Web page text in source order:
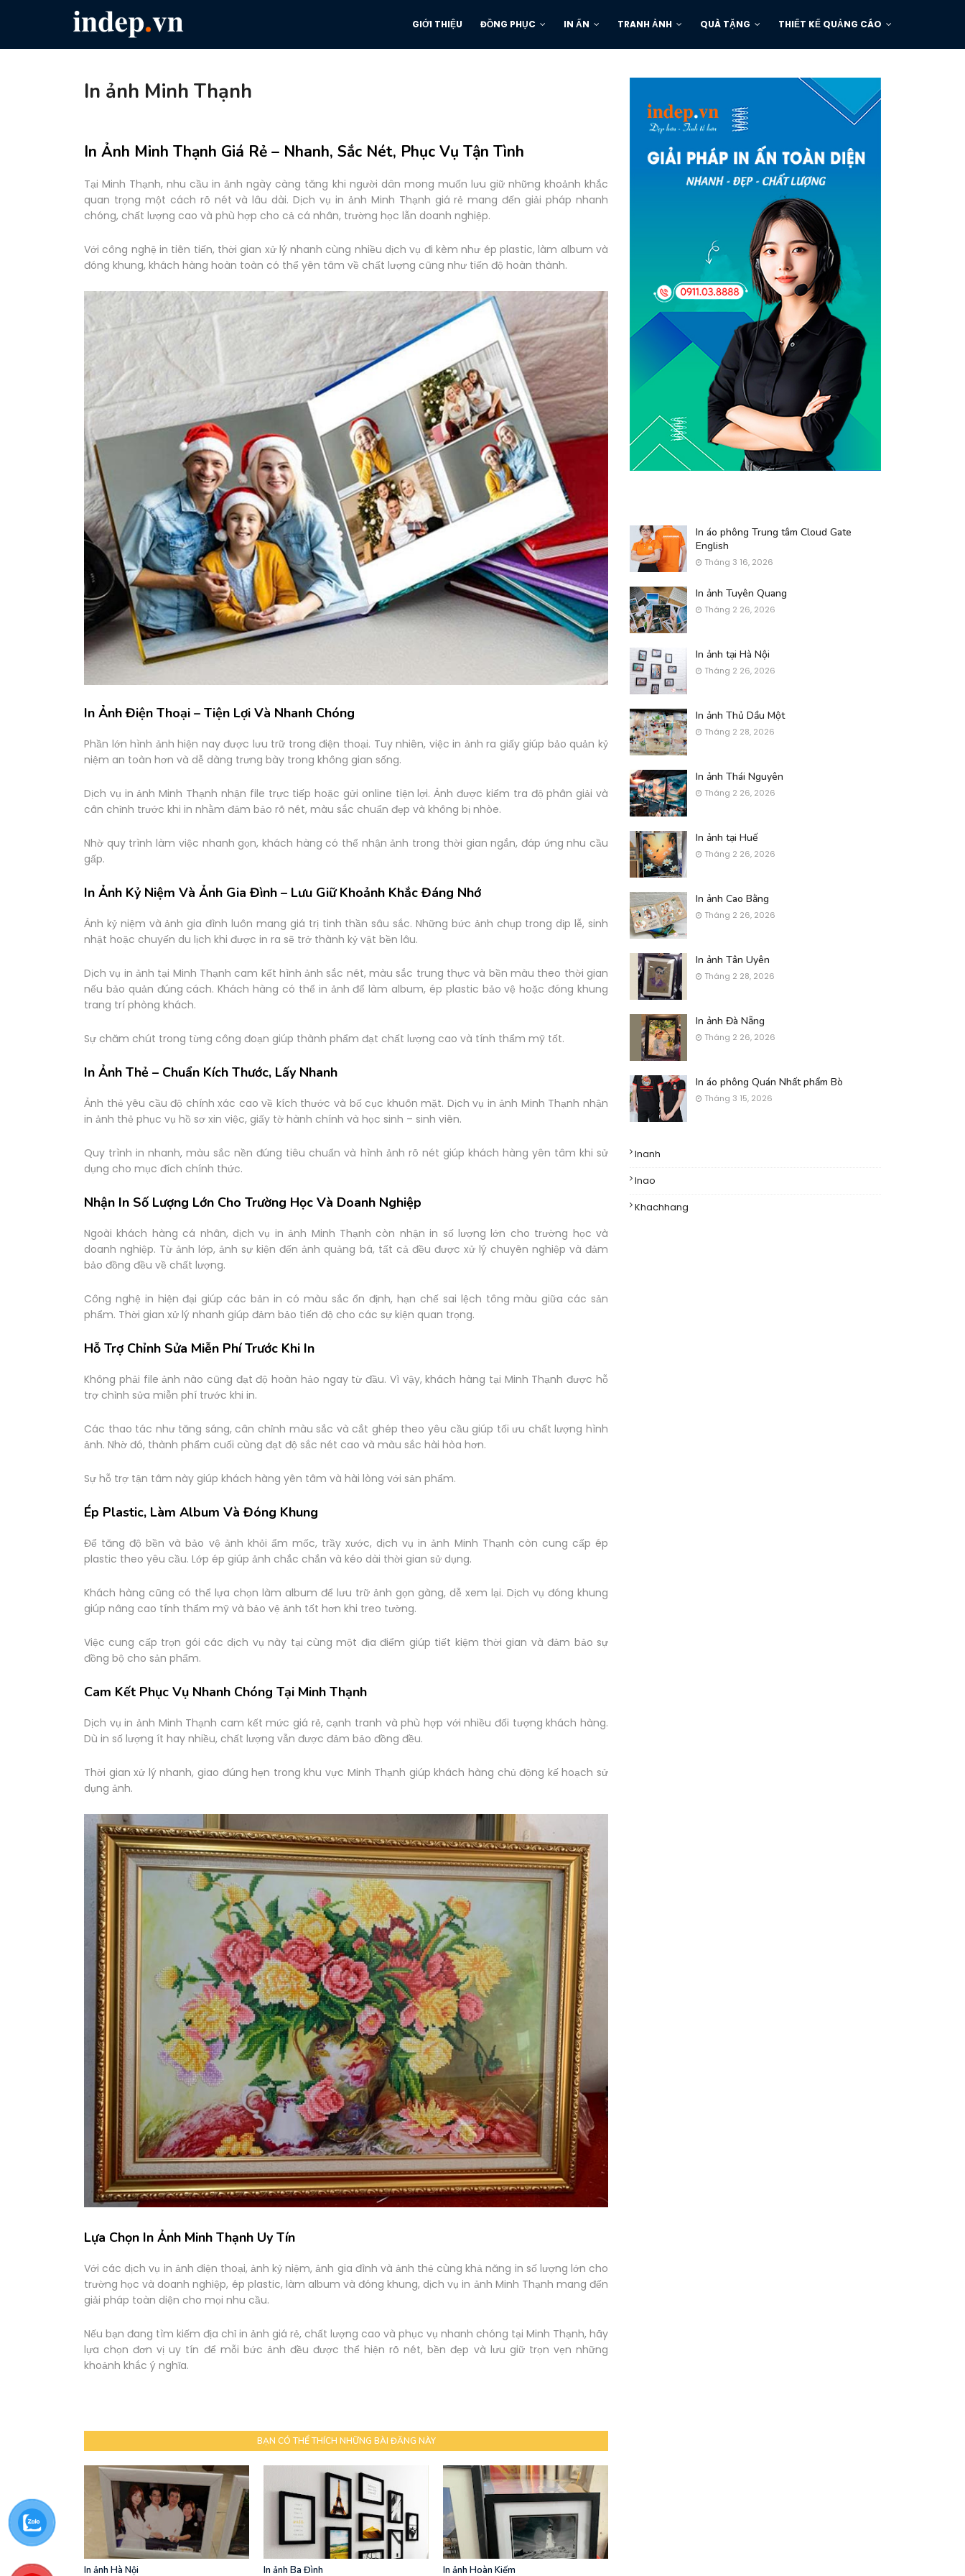
GIỚI THIỆU ĐỒNG PHỤC IN ẤN TRANH ẢNH QUÀ TẶNG THIẾT KẾ QUẢNG CÁO
In ảnh Minh Thạnh
In Ảnh Minh Thạnh Giá Rẻ – Nhanh, Sắc Nét, Phục Vụ Tận Tình
Tại Minh Thạnh, nhu cầu in ảnh ngày càng tăng khi người dân mong muốn lưu giữ những khoảnh khắc
quan trọng một cách rõ nét và lâu dài. Dịch vụ in ảnh Minh Thạnh giá rẻ mang đến giải pháp nhanh
chóng, chất lượng cao và phù hợp cho cả cá nhân, trường học lẫn doanh nghiệp.
Với công nghệ in tiên tiến, thời gian xử lý nhanh cùng nhiều dịch vụ đi kèm như ép plastic, làm album và
đóng khung, khách hàng hoàn toàn có thể yên tâm về chất lượng cũng như tiến độ hoàn thành.
In Ảnh Điện Thoại – Tiện Lợi Và Nhanh Chóng
Phần lớn hình ảnh hiện nay được lưu trữ trong điện thoại. Tuy nhiên, việc in ảnh ra giấy giúp bảo quản kỷ
niệm an toàn hơn và dễ dàng trưng bày trong không gian sống.
Dịch vụ in ảnh Minh Thạnh nhận file trực tiếp hoặc gửi online tiện lợi. Ảnh được kiểm tra độ phân giải và
cân chỉnh trước khi in nhằm đảm bảo rõ nét, màu sắc chuẩn đẹp và không bị nhòe.
Nhờ quy trình làm việc nhanh gọn, khách hàng có thể nhận ảnh trong thời gian ngắn, đáp ứng nhu cầu
gấp.
In Ảnh Kỷ Niệm Và Ảnh Gia Đình – Lưu Giữ Khoảnh Khắc Đáng Nhớ
Ảnh kỷ niệm và ảnh gia đình luôn mang giá trị tinh thần sâu sắc. Những bức ảnh chụp trong dịp lễ, sinh
nhật hoặc chuyến du lịch khi được in ra sẽ trở thành kỷ vật bền lâu.
Dịch vụ in ảnh tại Minh Thạnh cam kết hình ảnh sắc nét, màu sắc trung thực và bền màu theo thời gian
nếu bảo quản đúng cách. Khách hàng có thể in ảnh để làm album, ép plastic bảo vệ hoặc đóng khung
trang trí phòng khách.
Sự chăm chút trong từng công đoạn giúp thành phẩm đạt chất lượng cao và tính thẩm mỹ tốt.
In Ảnh Thẻ – Chuẩn Kích Thước, Lấy Nhanh
Ảnh thẻ yêu cầu độ chính xác cao về kích thước và bố cục khuôn mặt. Dịch vụ in ảnh Minh Thạnh nhận
in ảnh thẻ phục vụ hồ sơ xin việc, giấy tờ hành chính và học sinh – sinh viên.
Quy trình in nhanh, màu sắc nền đúng tiêu chuẩn và hình ảnh rõ nét giúp khách hàng yên tâm khi sử
dụng cho mục đích chính thức.
Nhận In Số Lượng Lớn Cho Trường Học Và Doanh Nghiệp
Ngoài khách hàng cá nhân, dịch vụ in ảnh Minh Thạnh còn nhận in số lượng lớn cho trường học và
doanh nghiệp. Từ ảnh lớp, ảnh sự kiện đến ảnh quảng bá, tất cả đều được xử lý chuyên nghiệp và đảm
bảo đồng đều về chất lượng.
Công nghệ in hiện đại giúp các bản in có màu sắc ổn định, hạn chế sai lệch tông màu giữa các sản
phẩm. Thời gian xử lý nhanh giúp đảm bảo tiến độ cho các sự kiện quan trọng.
Hỗ Trợ Chỉnh Sửa Miễn Phí Trước Khi In
Không phải file ảnh nào cũng đạt độ hoàn hảo ngay từ đầu. Vì vậy, khách hàng tại Minh Thạnh được hỗ
trợ chỉnh sửa miễn phí trước khi in.
Các thao tác như tăng sáng, cân chỉnh màu sắc và cắt ghép theo yêu cầu giúp tối ưu chất lượng hình
ảnh. Nhờ đó, thành phẩm cuối cùng đạt độ sắc nét cao và màu sắc hài hòa hơn.
Sự hỗ trợ tận tâm này giúp khách hàng yên tâm và hài lòng với sản phẩm.
Ép Plastic, Làm Album Và Đóng Khung
Để tăng độ bền và bảo vệ ảnh khỏi ẩm mốc, trầy xước, dịch vụ in ảnh Minh Thạnh còn cung cấp ép
plastic theo yêu cầu. Lớp ép giúp ảnh chắc chắn và kéo dài thời gian sử dụng.
Khách hàng cũng có thể lựa chọn làm album để lưu trữ ảnh gọn gàng, dễ xem lại. Dịch vụ đóng khung
giúp nâng cao tính thẩm mỹ và bảo vệ ảnh tốt hơn khi treo tường.
Việc cung cấp trọn gói các dịch vụ này tại cùng một địa điểm giúp tiết kiệm thời gian và đảm bảo sự
đồng bộ cho sản phẩm.
Cam Kết Phục Vụ Nhanh Chóng Tại Minh Thạnh
Dịch vụ in ảnh Minh Thạnh cam kết mức giá rẻ, cạnh tranh và phù hợp với nhiều đối tượng khách hàng.
Dù in số lượng ít hay nhiều, chất lượng vẫn được đảm bảo đồng đều.
Thời gian xử lý nhanh, giao đúng hẹn trong khu vực Minh Thạnh giúp khách hàng chủ động kế hoạch sử
dụng ảnh.
Lựa Chọn In Ảnh Minh Thạnh Uy Tín
Với các dịch vụ in ảnh điện thoại, ảnh kỷ niệm, ảnh gia đình và ảnh thẻ cùng khả năng in số lượng lớn cho
trường học và doanh nghiệp, ép plastic, làm album và đóng khung, dịch vụ in ảnh Minh Thạnh mang đến
giải pháp toàn diện cho mọi nhu cầu.
Nếu bạn đang tìm kiếm địa chỉ in ảnh giá rẻ, chất lượng cao và phục vụ nhanh chóng tại Minh Thạnh, hãy
lựa chọn đơn vị uy tín để mỗi bức ảnh đều được thể hiện rõ nét, bền đẹp và lưu giữ trọn vẹn những
khoảnh khắc ý nghĩa.
BẠN CÓ THỂ THÍCH NHỮNG BÀI ĐĂNG NÀY
In ảnh Hà Nội In ảnh Ba Đình In ảnh Hoàn Kiếm
In áo phông Trung tâm Cloud Gate
English
Tháng 3 16, 2026
In ảnh Tuyên Quang
Tháng 2 26, 2026
In ảnh tại Hà Nội
Tháng 2 26, 2026
In ảnh Thủ Dầu Một
Tháng 2 28, 2026
In ảnh Thái Nguyên
Tháng 2 26, 2026
In ảnh tại Huế
Tháng 2 26, 2026
In ảnh Cao Bằng
Tháng 2 26, 2026
In ảnh Tân Uyên
Tháng 2 28, 2026
In ảnh Đà Nẵng
Tháng 2 26, 2026
In áo phông Quán Nhất phẩm Bò
Tháng 3 15, 2026
Inanh
Inao
Khachhang